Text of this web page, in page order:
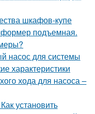
шкафов-купе
подъемная.
насос для системы
характеристики
хода для насоса –
установить